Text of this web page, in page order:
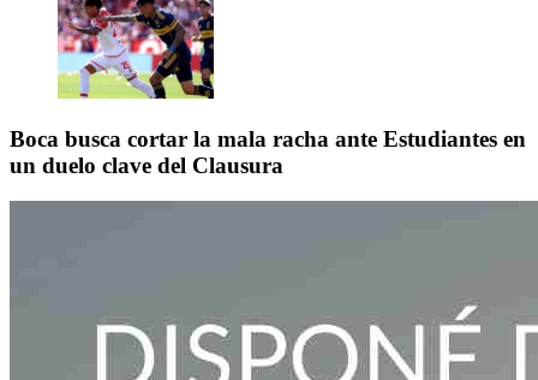
Boca busca cortar la mala racha ante Estudiantes en
un duelo clave del Clausura